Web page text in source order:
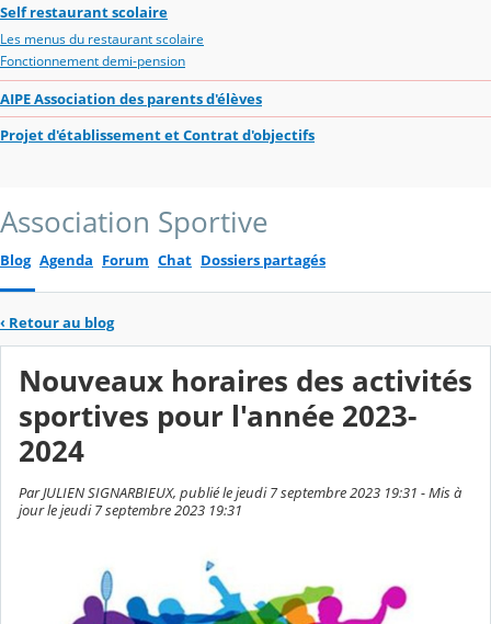
Self restaurant scolaire
Les menus du restaurant scolaire
Fonctionnement demi-pension
AIPE Association des parents d'élèves
Projet d'établissement et Contrat d'objectifs
Association Sportive
Blog Agenda Forum Chat Dossiers partagés
‹ Retour au blog
Nouveaux horaires des activités
sportives pour l'année 2023-
2024
Par JULIEN SIGNARBIEUX, publié le jeudi 7 septembre 2023 19:31 - Mis à
jour le jeudi 7 septembre 2023 19:31